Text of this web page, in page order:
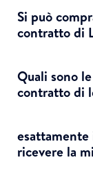
Si può
contratto di
Quali sono
contratto di
esattamente
ricevere la